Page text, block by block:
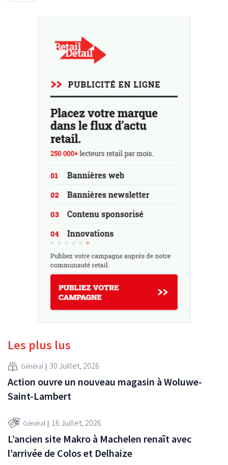
Les plus lus
Général 30 Juillet, 2026
Action ouvre un nouveau magasin à Woluwe-
Saint-Lambert
Général 16 Juillet, 2026
L’ancien site Makro à Machelen renaît avec
l’arrivée de Colos et Delhaize